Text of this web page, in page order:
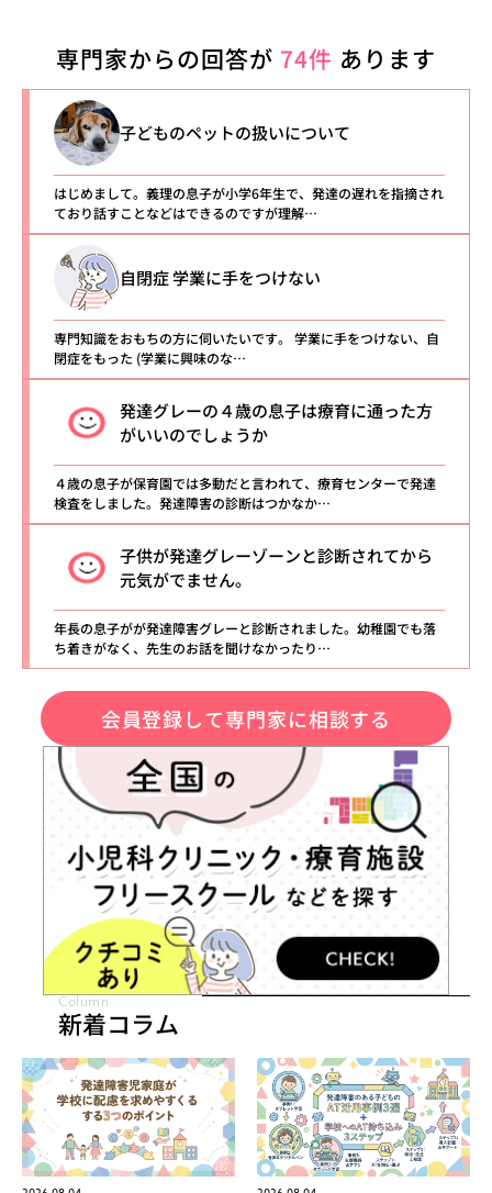
専門家からの回答が 74件 あります
子どものペットの扱いについて
はじめまして。義理の息子が小学6年生で、発達の遅れを指摘され
ており話すことなどはできるのですが理解…
自閉症 学業に手をつけない
専門知識をおもちの方に伺いたいです。 学業に手をつけない、自
閉症をもった (学業に興味のな…
発達グレーの４歳の息子は療育に通った方
がいいのでしょうか
４歳の息子が保育園では多動だと言われて、療育センターで発達
検査をしました。発達障害の診断はつかなか…
子供が発達グレーゾーンと診断されてから
元気がでません。
年長の息子がが発達障害グレーと診断されました。幼稚園でも落
ち着きがなく、先生のお話を聞けなかったり…
会員登録して専門家に相談する
Column
新着コラム